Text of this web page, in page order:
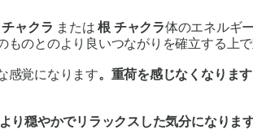
チャクラ または根 チャクラ体のエネルギ
ものとのより良いつながりを確立する上
感覚になります。重荷を感じなくなります
より穏やかでリラックスした気分になります